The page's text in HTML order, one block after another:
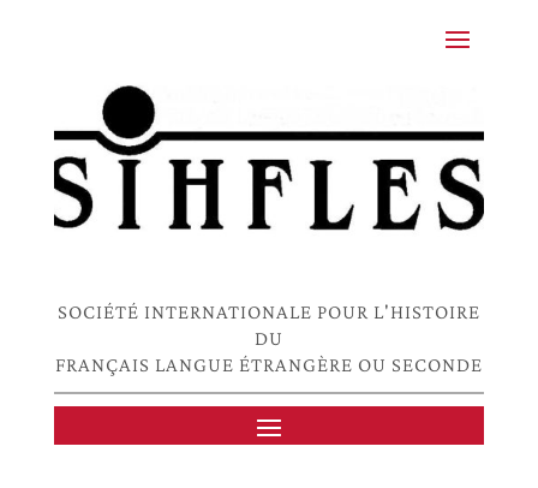
SOCIÉTÉ INTERNATIONALE POUR L'HISTOIRE
DU
FRANÇAIS LANGUE ÉTRANGÈRE OU SECONDE